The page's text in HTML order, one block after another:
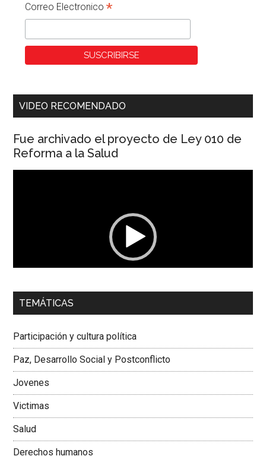
Correo Electronico*
VIDEO RECOMENDADO
Fue archivado el proyecto de Ley 010 de
Reforma a la Salud
00:00 01:04
Dra. Carolina Corcho Mejía,Presidenta Corporación
Colombiana
TEMÁTICAS
Participación y cultura política
Paz, Desarrollo Social y Postconflicto
Jovenes
Victimas
Salud
Derechos humanos